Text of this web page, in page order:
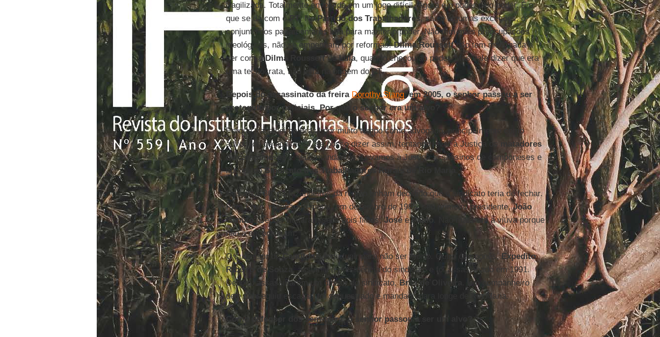
fragilizada. Totalmente envolvida em um jogo difícil. Agora é o poder pelo poder. É o
que se dá com oPT. NoPartido dos Trabalhadores, salvo algumas exceções, o
conjunto dos parlamentares luta para manter o poder. Não têm mais preocupações
ideológicas, não se empenham por reformas.Dilma Rousseffnão tem mais nada a
ver com aDilma RousseffdeLula, quando chegou ao poder. Mas vale dizer que era
uma tecnocrata, não está na origem do PT.
Depois do assassinato da freira Dorothy Stang, em 2005, o senhor passou a ser
protegido por policiais. Por que o senhor era um alvo?
Porque trabalhei no Brasil por muito tempo como advogado, principalmente como
advogado de acusação, se posso dizer assim, tentando levar à Justiça os matadores
de camponeses e seus mandantes. Levamos à Justiça assassinos de camponeses e
líderes doSindicato dos Trabalhadores Rurais de Rio Maria
Nos anos 80, os fazendeiros da região tinham decidido que o sindicato teria de fechar.
Para tanto, mandaram matar, em dezembro de 1985, seu primeiro presidente,João
Canuto
. Depois mataram seus dois filhos,JoséePaulo
. Não mataram a viúva porque
não a encontraram.
O sucessor deCanutoteve de fugir para não ser morto. Outro camponês,Expedito
Ribeiro de Souza
, assumiu a presidência do sindicato e foi assassinado em 1991.
Depois, assassinaram um diretor do sindicato,Brás de Oliveira
. Um companheiro
dele conseguiu escapar, foi sequestrado e mandado para longe de Rio Maria.
Como defensor dos sem-terra, o senhor passou a ser um alvo?